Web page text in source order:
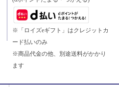
※「ロイズeギフト」はクレジットカ
ード払いのみ
※商品代金の他、別途送料がかかり
ます